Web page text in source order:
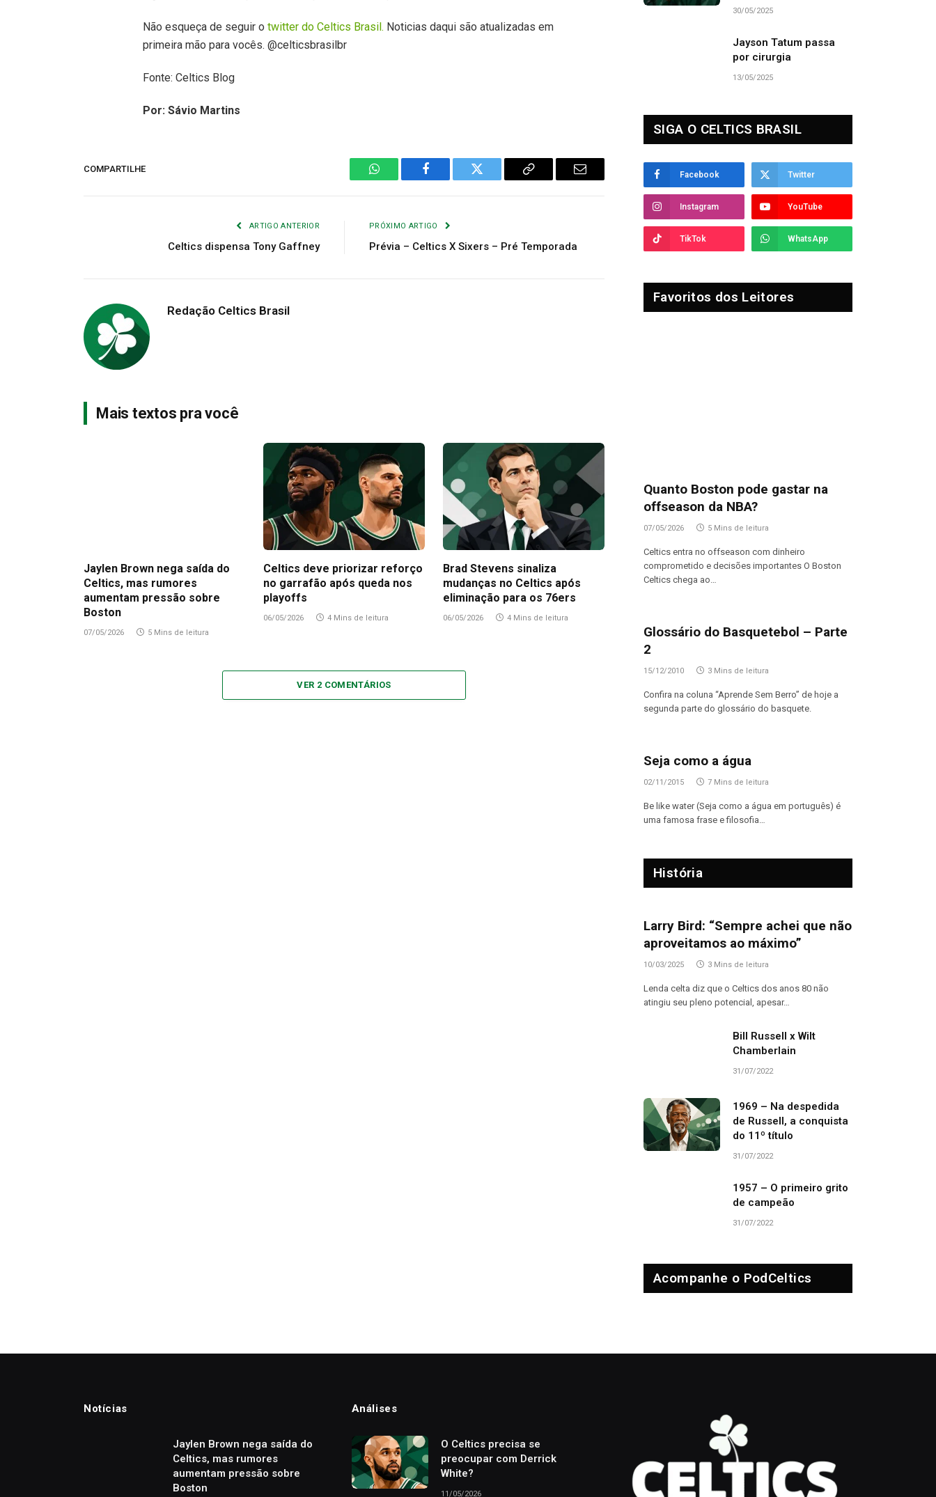
Não esqueça de seguir o twitter do Celtics Brasil. Noticias daqui são atualizadas em
primeira mão para vocês. @celticsbrasilbr
Fonte: Celtics Blog
Por: Sávio Martins
COMPARTILHE
WhatsAppFacebook Twitter
Copiar
E-
ARTIGO ANTERIOR
Celtics dispensa Tony Gaffney
PRÓXIMO ARTIGO
Prévia – Celtics X Sixers – Pré Temporada
Redação Celtics Brasil
Mais textos pra você
Jaylen Brown nega saída do
Celtics, mas rumores
aumentam pressão sobre
Boston
07/05/2026 5 Mins de leitura
Celtics deve priorizar reforço
no garrafão após queda nos
playoffs
06/05/2026 4 Mins de leitura
Brad Stevens sinaliza
mudanças no Celtics após
eliminação para os 76ers
06/05/2026 4 Mins de leitura
VER 2 COMENTÁRIOS
30/05/2025
Jayson Tatum passa
por cirurgia
13/05/2025
SIGA O CELTICS BRASIL
Facebook Twitter
Instagram YouTube
TikTok WhatsApp
Favoritos dos Leitores
Quanto Boston pode gastar na
offseason da NBA?
07/05/2026 5 Mins de leitura
Celtics entra no offseason com dinheiro
comprometido e decisões importantes O Boston
Celtics chega ao…
Glossário do Basquetebol – Parte
2
15/12/2010 3 Mins de leitura
Confira na coluna “Aprende Sem Berro” de hoje a
segunda parte do glossário do basquete.
Seja como a água
02/11/2015 7 Mins de leitura
Be like water (Seja como a água em português) é
uma famosa frase e filosofia…
História
Larry Bird: “Sempre achei que não
aproveitamos ao máximo”
10/03/2025 3 Mins de leitura
Lenda celta diz que o Celtics dos anos 80 não
atingiu seu pleno potencial, apesar…
Bill Russell x Wilt
Chamberlain
31/07/2022
1969 – Na despedida
de Russell, a conquista
do 11º título
31/07/2022
1957 – O primeiro grito
de campeão
31/07/2022
Acompanhe o PodCeltics
Notícias
Jaylen Brown nega saída do
Celtics, mas rumores
aumentam pressão sobre
Boston
Análises
O Celtics precisa se
preocupar com Derrick
White?
11/05/2026